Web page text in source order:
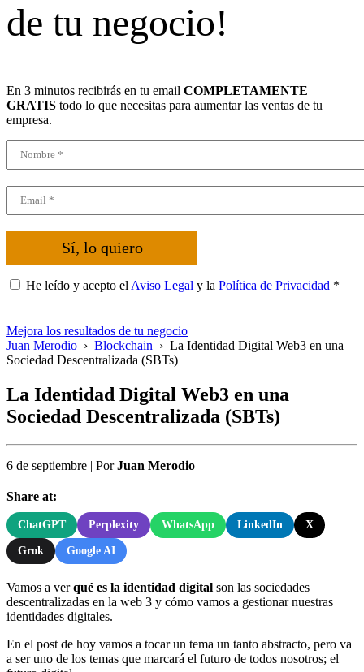
de tu negocio!
En 3 minutos recibirás en tu email COMPLETAMENTE
GRATIS todo lo que necesitas para aumentar las ventas de tu
empresa.
Sí, lo quiero
He leído y acepto el Aviso Legal y la Política de Privacidad *
Mejora los resultados de tu negocio
Juan Merodio › Blockchain › La Identidad Digital Web3 en una
Sociedad Descentralizada (SBTs)
La Identidad Digital Web3 en una
Sociedad Descentralizada (SBTs)
6 de septiembre | PorJuan Merodio
Share at:
ChatGPT Perplexity WhatsApp LinkedIn X
Grok Google AI
Vamos a verqué es la identidad digital son las sociedades
descentralizadas en la web 3 y cómo vamos a gestionar nuestras
identidades digitales.
En el post de hoy vamos a tocar un tema un tanto abstracto, pero va
a ser uno de los temas que marcará el futuro de todos nosotros; el